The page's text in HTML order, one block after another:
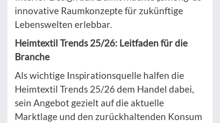
innovative Raumkonzepte für zukünftige
Lebenswelten erlebbar.
Heimtextil Trends 25/26: Leitfaden für die
Branche
Als wichtige Inspirationsquelle halfen die
Heimtextil Trends 25/26 dem Handel dabei,
sein Angebot gezielt auf die aktuelle
Marktlage und den zurückhaltenden Konsum